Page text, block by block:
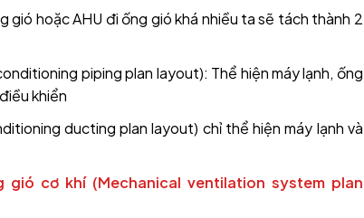
gió hoặc AHU đi ống gió khá nhiều ta sẽ tách thành 2
piping plan layout): Thể hiện máy lạnh, ống
khiển
ducting plan layout) chỉ thể hiện máy lạnh và
cơ khí (Mechanical ventilation system plan